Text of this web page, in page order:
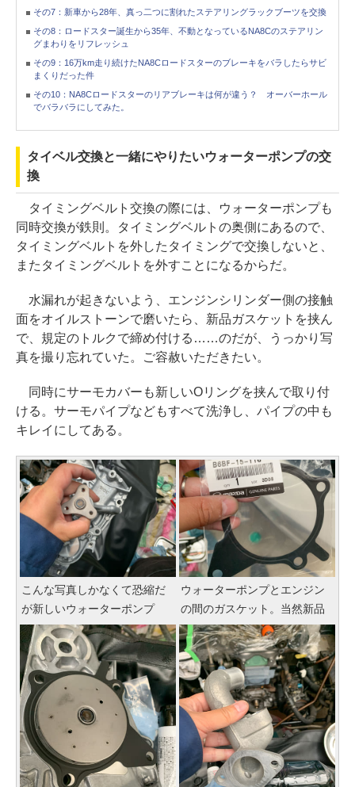
その7：新車から28年、真っ二つに割れたステアリングラックブーツを交換
その8：ロードスター誕生から35年、不動となっているNA8Cのステアリン
グまわりをリフレッシュ
その9：16万km走り続けたNA8Cロードスターのブレーキをバラしたらサビ
まくりだった件
その10：NA8Cロードスターのリアブレーキは何が違う？ オーバーホール
でバラバラにしてみた。
タイベル交換と一緒にやりたいウォーターポンプの交
換
タイミングベルト交換の際には、ウォーターポンプも
同時交換が鉄則。タイミングベルトの奥側にあるので、
タイミングベルトを外したタイミングで交換しないと、
またタイミングベルトを外すことになるからだ。
水漏れが起きないよう、エンジンシリンダー側の接触
面をオイルストーンで磨いたら、新品ガスケットを挟ん
で、規定のトルクで締め付ける……のだが、うっかり写
真を撮り忘れていた。ご容赦いただきたい。
同時にサーモカバーも新しいOリングを挟んで取り付
ける。サーモパイプなどもすべて洗浄し、パイプの中も
キレイにしてある。
こんな写真しかなくて恐縮だ
が新しいウォーターポンプ
ウォーターポンプとエンジン
の間のガスケット。当然新品